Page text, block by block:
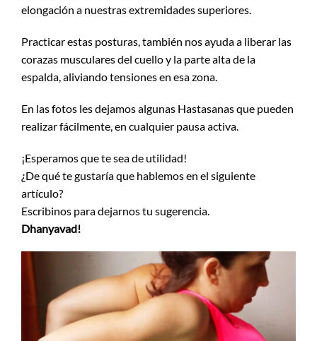
elongación a nuestras extremidades superiores.
Practicar estas posturas, también nos ayuda a liberar las
corazas musculares del cuello y la parte alta de la
espalda, aliviando tensiones en esa zona.
En las fotos les dejamos algunas Hastasanas que pueden
realizar fácilmente, en cualquier pausa activa.
¡Esperamos que te sea de utilidad!
¿De qué te gustaría que hablemos en el siguiente
artículo?
Escribinos para dejarnos tu sugerencia.
Dhanyavad!